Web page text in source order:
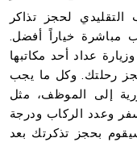
التقليدي لحجز تذاكر
مباشرة خياراً أفضل.
عداد أحد مكاتبها
رحلتك. وكل ما يجب
إلى الموظف، مثل
وعدد الركاب ودرجة
بحجز تذكرتك بعد